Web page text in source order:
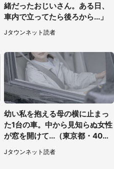
緒だったおじいさん。ある日、
車内で立ってたら後ろから...」
Jタウンネット読者
幼い私を抱える母の横に止まっ
た1台の車。中から見知らぬ女性
が窓を開けて...（東京都・40代
Jタウンネット読者